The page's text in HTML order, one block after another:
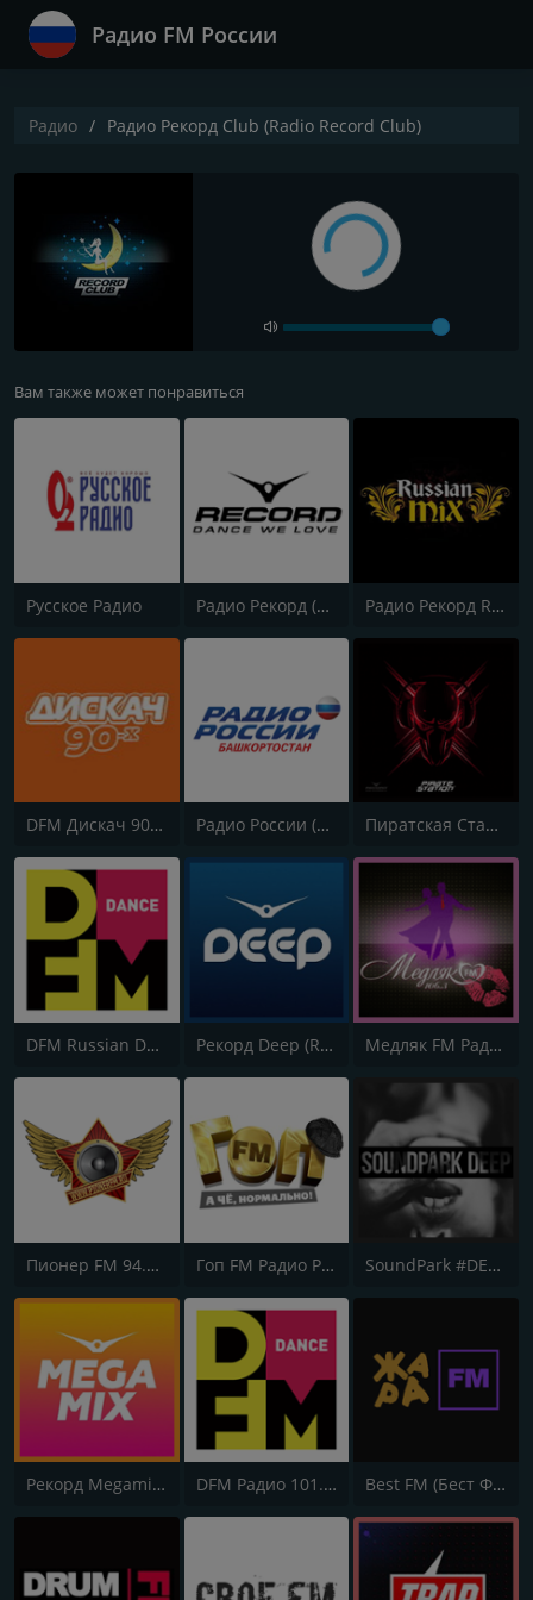
Радио FM России
Радио Радио Рекорд Club (Radio Record Club)
Вам также может понравиться
Русское Радио Радио Рекорд (Radio Record) Радио Рекорд Russian Mix (Radio Record Russian Mix)
DFM Дискач 90х (DFM Disco 90s) Радио России (Radio Rossii) Вести Vesti Пиратская Станция Радио Рекорд (Pirate Station Recorde Radio)
DFM Russian Dance Рекорд Deep (Record Deep) Медляк FM Радио Рекорд (Medlyak FM Radio Record)
Пионер FM 94.0 (Pioner FM) Гоп FM Радио Рекорд (Gop FM Radio Record) SoundPark #DEEP
Рекорд Megamix (Record Megamix) DFM Радио 101.2 FM (DFM Radio) Best FM (Бест ФМ)